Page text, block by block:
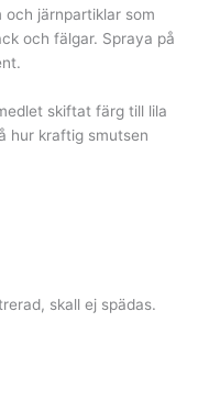
järnpartiklar som
och fälgar. Spraya på
skiftat färg till lila
hur kraftig smutsen
skall ej spädas.